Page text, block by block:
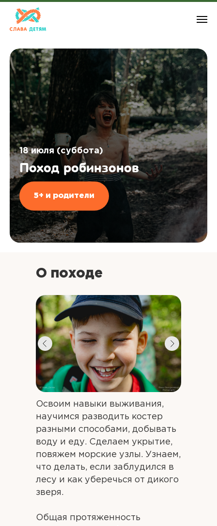
18 июля (суббота)
Поход робинзонов
5+ и родители
Освоим навыки выживания,
научимся разводить костер
разными способами, добывать
воду и еду. Сделаем укрытие,
повяжем морские узлы. Узнаем,
что делать, если заблудился в
лесу и как уберечься от дикого
зверя.
Общая протяженность
О походе